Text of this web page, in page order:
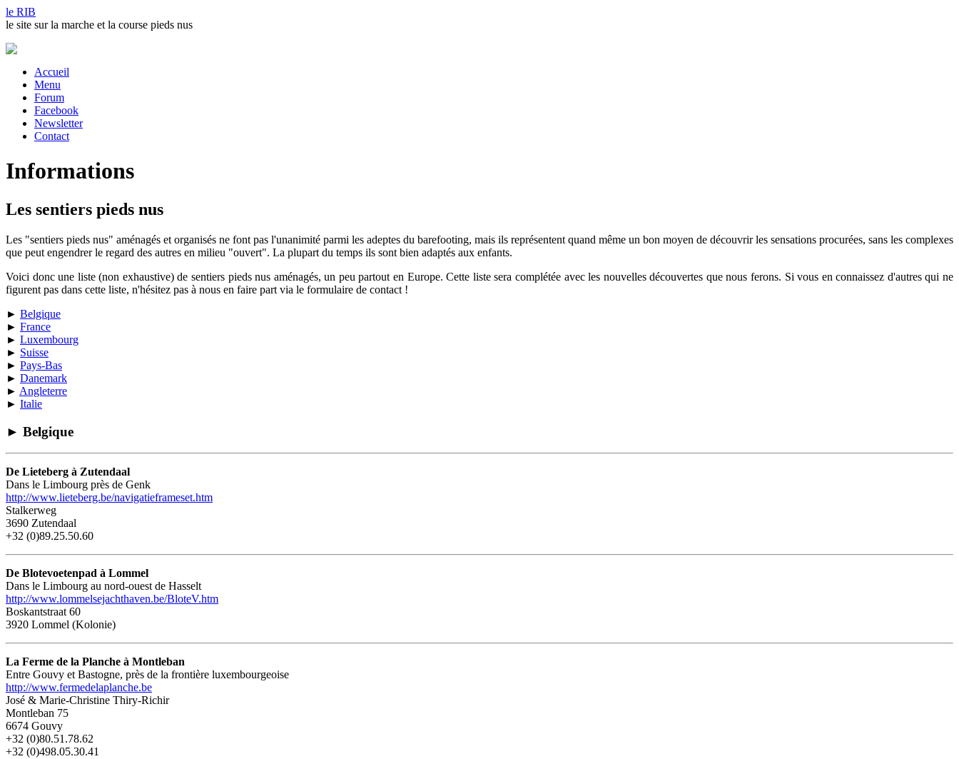
le RIB
le site sur la marche et la course pieds nus
Accueil
Menu
Forum
Facebook
Newsletter
Contact
Informations
Les sentiers pieds nus
Les "sentiers pieds nus" aménagés et organisés ne font pas l'unanimité parmi les adeptes du barefooting, mais ils représentent quand même un bon moyen de découvrir les sensations procurées, sans les complexes
que peut engendrer le regard des autres en milieu "ouvert". La plupart du temps ils sont bien adaptés aux enfants.
Voici donc une liste (non exhaustive) de sentiers pieds nus aménagés, un peu partout en Europe. Cette liste sera complétée avec les nouvelles découvertes que nous ferons. Si vous en connaissez d'autres qui ne
figurent pas dans cette liste, n'hésitez pas à nous en faire part via le formulaire de contact !
► Belgique
► France
► Luxembourg
► Suisse
► Pays-Bas
► Danemark
► Angleterre
► Italie
► Belgique
De Lieteberg à Zutendaal
Dans le Limbourg près de Genk
http://www.lieteberg.be/navigatieframeset.htm
Stalkerweg
3690 Zutendaal
+32 (0)89.25.50.60
De Blotevoetenpad à Lommel
Dans le Limbourg au nord-ouest de Hasselt
http://www.lommelsejachthaven.be/BloteV.htm
Boskantstraat 60
3920 Lommel (Kolonie)
La Ferme de la Planche à Montleban
Entre Gouvy et Bastogne, près de la frontière luxembourgeoise
http://www.fermedelaplanche.be
José & Marie-Christine Thiry-Richir
Montleban 75
6674 Gouvy
+32 (0)80.51.78.62
+32 (0)498.05.30.41